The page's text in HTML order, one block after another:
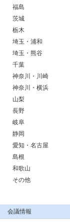
福島
茨城
栃木
埼玉・浦和
埼玉・熊谷
千葉
神奈川・川崎
神奈川・横浜
山梨
長野
岐阜
静岡
愛知・名古屋
島根
和歌山
その他
会議情報